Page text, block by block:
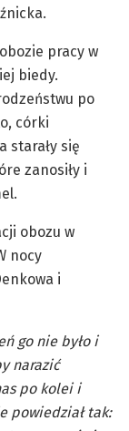
pracy w
biedy.
po
córki
starały się
zanosiły i
obozu w
nocy
i
go nie było i
narazić
po kolei i
powiedział tak: